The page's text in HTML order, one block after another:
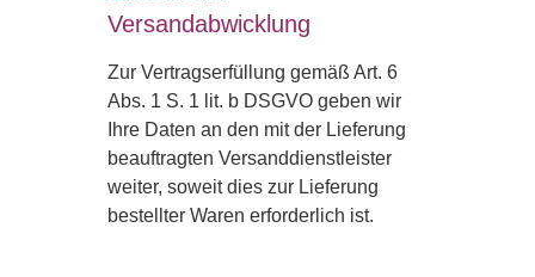
Versandabwicklung
Zur Vertragserfüllung gemäß Art. 6
Abs. 1 S. 1 lit. b DSGVO geben wir
Ihre Daten an den mit der Lieferung
beauftragten Versanddienstleister
weiter, soweit dies zur Lieferung
bestellter Waren erforderlich ist.